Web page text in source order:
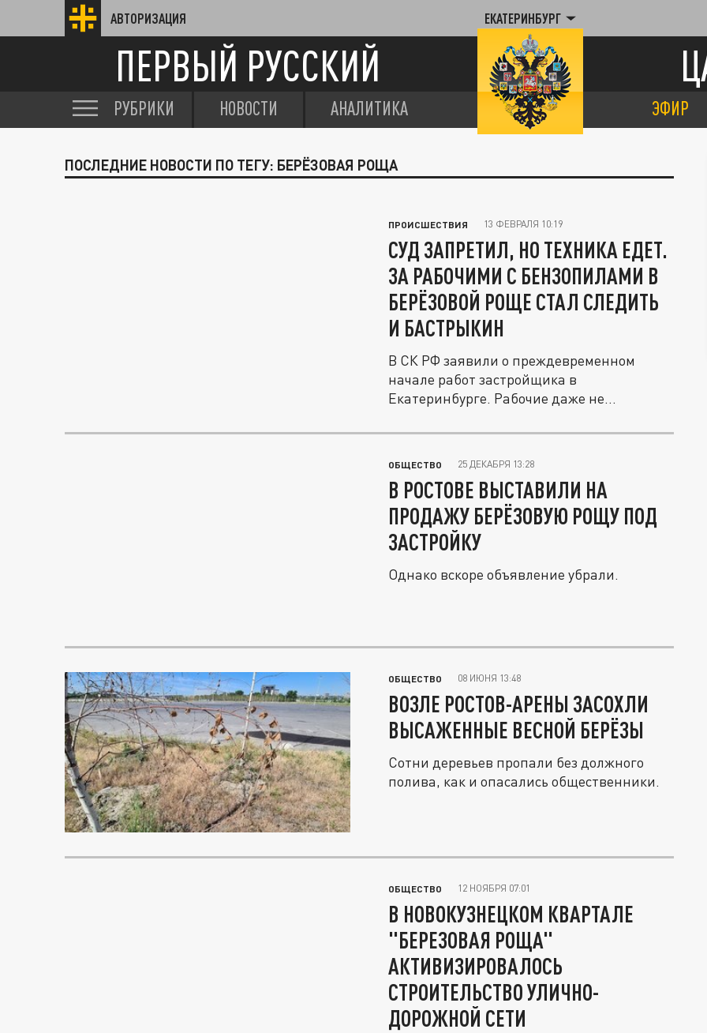
АВТОРИЗАЦИЯ ЕКАТЕРИНБУРГ
ПЕРВЫЙ РУССКИЙ
РУБРИКИ НОВОСТИ АНАЛИТИКА ЭФИР
ПОСЛЕДНИЕ НОВОСТИ ПО ТЕГУ: БЕРЁЗОВАЯ РОЩА
ПРОИСШЕСТВИЯ 13 ФЕВРАЛЯ 10:19
СУД ЗАПРЕТИЛ, НО ТЕХНИКА ЕДЕТ.
ЗА РАБОЧИМИ С БЕНЗОПИЛАМИ В
БЕРЁЗОВОЙ РОЩЕ СТАЛ СЛЕДИТЬ
И БАСТРЫКИН
В СК РФ заявили о преждевременном
начале работ застройщика в
Екатеринбурге. Рабочие даже не
ОБЩЕСТВО 25 ДЕКАБРЯ 13:28
В РОСТОВЕ ВЫСТАВИЛИ НА
ПРОДАЖУ БЕРЁЗОВУЮ РОЩУ ПОД
ЗАСТРОЙКУ
Однако вскоре объявление убрали.
ОБЩЕСТВО 08 ИЮНЯ 13:48
ВОЗЛЕ РОСТОВ-АРЕНЫ ЗАСОХЛИ
ВЫСАЖЕННЫЕ ВЕСНОЙ БЕРЁЗЫ
Сотни деревьев пропали без должного
полива, как и опасались общественники.
ОБЩЕСТВО 12 НОЯБРЯ 07:01
В НОВОКУЗНЕЦКОМ КВАРТАЛЕ
"БЕРЕЗОВАЯ РОЩА"
АКТИВИЗИРОВАЛОСЬ
СТРОИТЕЛЬСТВО УЛИЧНО-
ДОРОЖНОЙ СЕТИ